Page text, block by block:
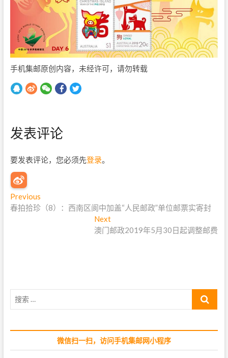
手机集邮原创内容，未经许可，请勿转载
发表评论
要发表评论，您必须先登录。
文
章
Previous
r
s
:
春拍拾珍（8）：西南区阆中加盖“人民邮政”单位邮票实寄封
Next
e
:
澳门邮政2019年5月30日起调整邮费
微信扫一扫，访问手机集邮网小程序